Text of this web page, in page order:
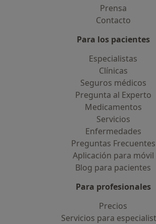
Prensa
Contacto
Para los pacientes
Especialistas
Clínicas
Seguros médicos
Pregunta al Experto
Medicamentos
Servicios
Enfermedades
Preguntas Frecuentes
Aplicación para móvil
Blog para pacientes
Para profesionales
Precios
Servicios para